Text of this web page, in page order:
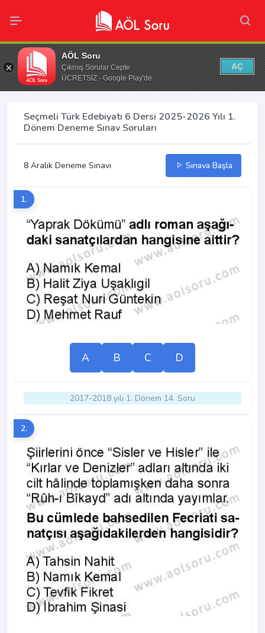
AÖL Soru
Çıkmış Sorular Cepte
ÜCRETSİZ - Google Play'de
AÇ
Seçmeli Türk Edebiyatı 6 Dersi 2025-2026 Yılı 1.
Dönem Deneme Sınav Soruları
8 Aralık Deneme Sınavı Sınava Başla
1.
A B C D
2017-2018 yılı 1. Dönem 14. Soru
2.